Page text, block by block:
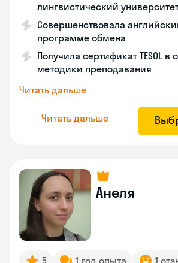
лингвистический
Совершенствовала
программе обмена
Получила сертификат TESOL в
методики преподавания
Читать дальше
Читать дальше
Анеля
5 1 год опыта 1